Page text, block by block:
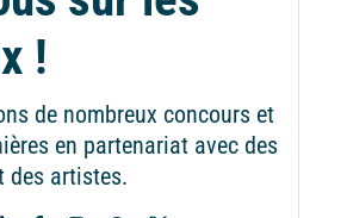
!
de nombreux concours et
en partenariat avec des
des artistes.